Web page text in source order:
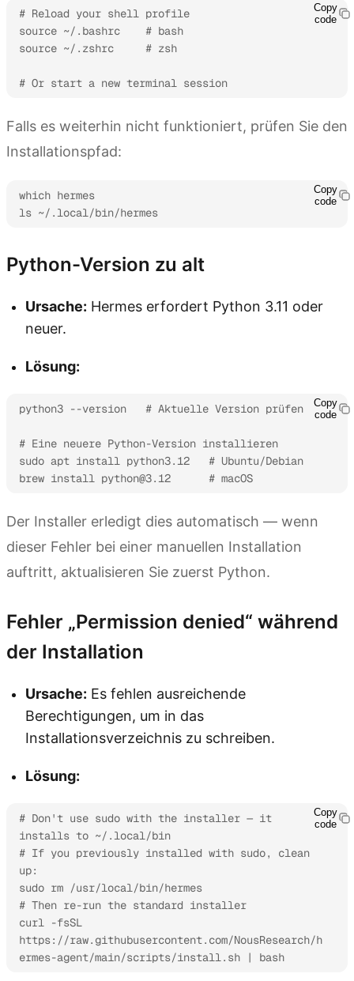
# Reload your shell profile
source ~/.bashrc    # bash
source ~/.zshrc     # zsh
# Or start a new terminal session
Copy
code
Falls es weiterhin nicht funktioniert, prüfen Sie den
Installationspfad:
which hermes
ls ~/.local/bin/hermes
Copy
code
Python-Version zu alt
Ursache: Hermes erfordert Python 3.11 oder
neuer.
Lösung:
python3 --version   # Aktuelle Version prüfen
# Eine neuere Python-Version installieren
sudo apt install python3.12   # Ubuntu/Debian
brew install python@3.12
      # macOS
Copy
code
Der Installer erledigt dies automatisch — wenn
dieser Fehler bei einer manuellen Installation
auftritt, aktualisieren Sie zuerst Python.
Fehler „Permission denied“ während
der Installation
Ursache: Es fehlen ausreichende
Berechtigungen, um in das
Installationsverzeichnis zu schreiben.
Lösung:
# Don't use sudo with the installer — it
installs to ~/.local/bin
# If you previously installed with sudo, clean
up:
sudo rm /usr/local/bin/hermes
# Then re-run the standard installer
curl -fsSL
https://raw.githubusercontent.com/NousResearch/h
ermes-agent/main/scripts/install.sh | bash
Copy
code